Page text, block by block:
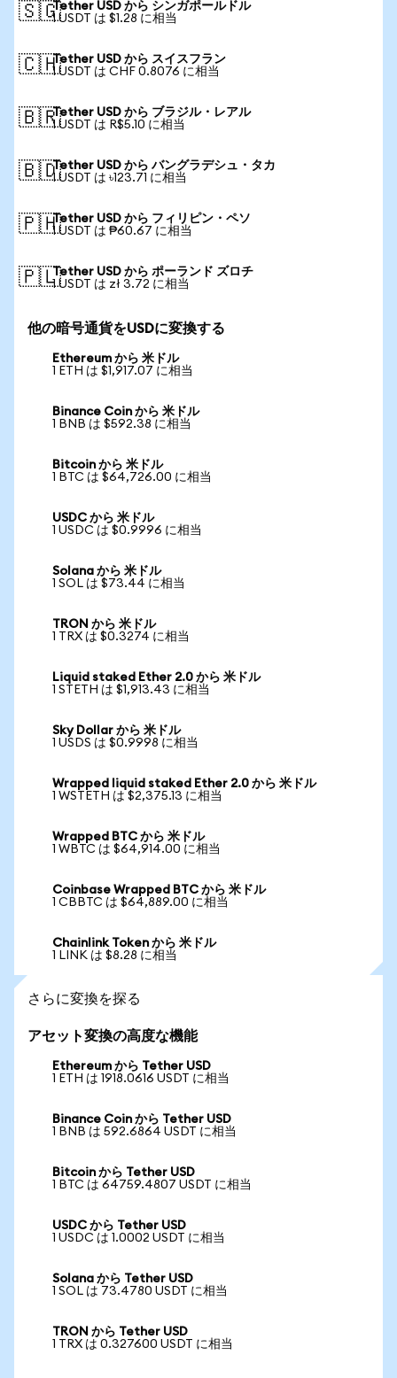
🇸🇬Tether USD から シンガポールドル
1 USDT は $1.28 に相当
🇨🇭Tether USD から スイスフラン
1 USDT は CHF 0.8076 に相当
🇧🇷Tether USD から ブラジル・レアル
1 USDT は R$5.10 に相当
🇧🇩Tether USD から バングラデシュ・タカ
1 USDT は ৳123.71 に相当
🇵🇭Tether USD から フィリピン・ペソ
1 USDT は ₱60.67 に相当
🇵🇱Tether USD から ポーランド ズロチ
1 USDT は zł 3.72 に相当
他の暗号通貨をUSDに変換する
Ethereum から 米ドル
1 ETH は $1,917.07 に相当
Binance Coin から 米ドル
1 BNB は $592.38 に相当
Bitcoin から 米ドル
1 BTC は $64,726.00 に相当
USDC から 米ドル
1 USDC は $0.9996 に相当
Solana から 米ドル
1 SOL は $73.44 に相当
TRON から 米ドル
1 TRX は $0.3274 に相当
Liquid staked Ether 2.0 から 米ドル
1 STETH は $1,913.43 に相当
Sky Dollar から 米ドル
1 USDS は $0.9998 に相当
Wrapped liquid staked Ether 2.0 から 米ドル
1 WSTETH は $2,375.13 に相当
Wrapped BTC から 米ドル
1 WBTC は $64,914.00 に相当
Coinbase Wrapped BTC から 米ドル
1 CBBTC は $64,889.00 に相当
Chainlink Token から 米ドル
1 LINK は $8.28 に相当
さらに変換を探る
アセット変換の高度な機能
Ethereum から Tether USD
1 ETH は 1918.0616 USDT に相当
Binance Coin から Tether USD
1 BNB は 592.6864 USDT に相当
Bitcoin から Tether USD
1 BTC は 64759.4807 USDT に相当
USDC から Tether USD
1 USDC は 1.0002 USDT に相当
Solana から Tether USD
1 SOL は 73.4780 USDT に相当
TRON から Tether USD
1 TRX は 0.327600 USDT に相当